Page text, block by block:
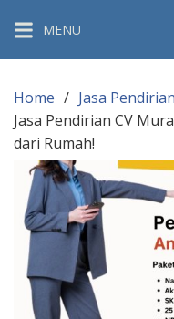
content
MENU
Home
Jasa
Jasa Pendirian CV
dari Rumah!